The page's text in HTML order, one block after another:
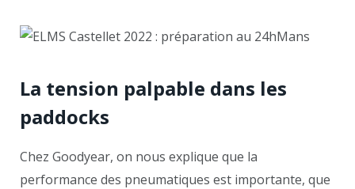
La tension palpable dans les
paddocks
Chez Goodyear, on nous explique que la
performance des pneumatiques est importante, que